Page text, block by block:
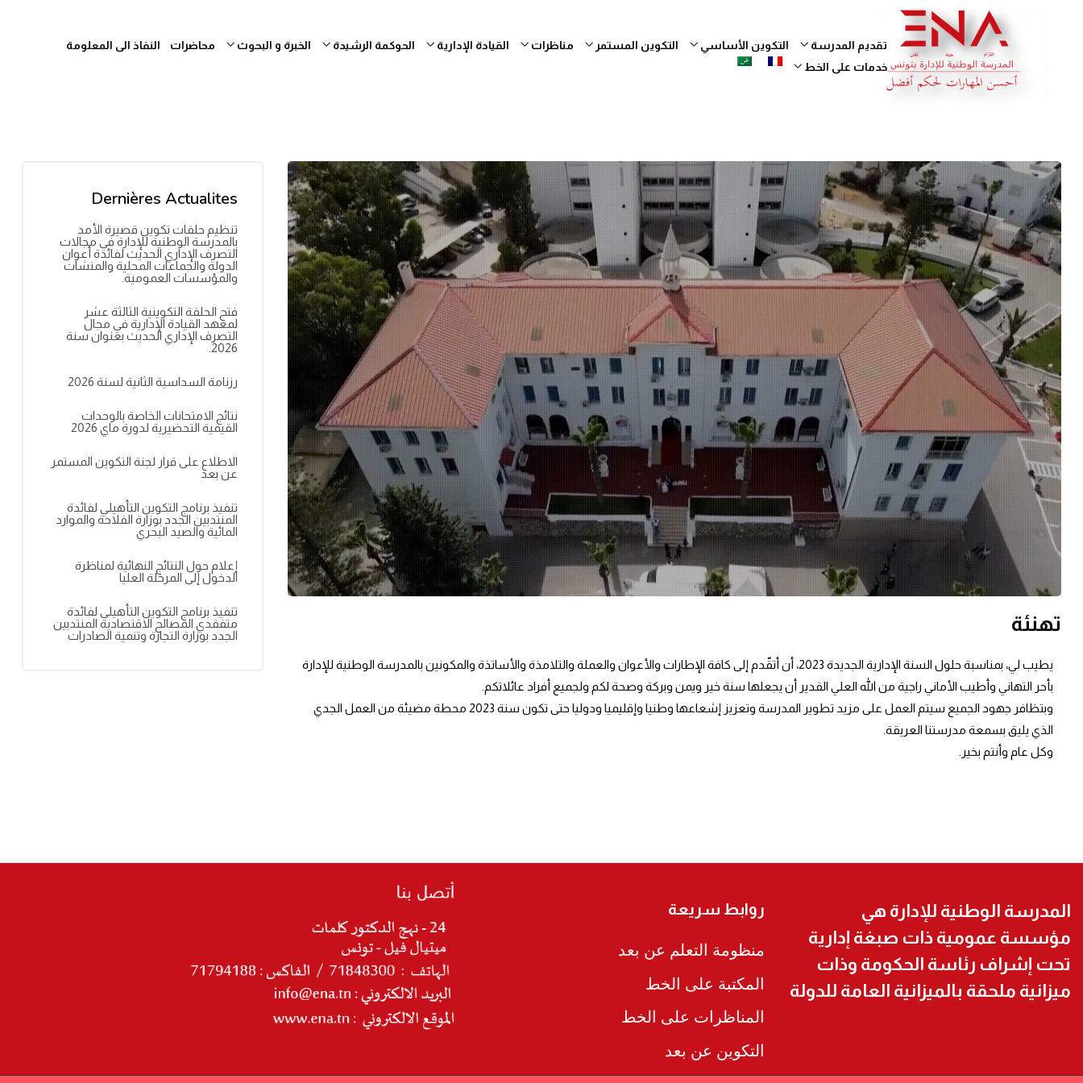
تقديم المدرسة التكوين الأساسي التكوين المستمر مناظرات القيادة الإدارية الحوكمة الرشيدة الخبرة و البحوث محاضرات
النفاذ الى المعلومة
خدمات على الخط
تهنئة
بأحر التهاني وأطيب الأماني راجية من الله العلي القدير أن يجعلها سنة خير ويمن وبركة وصحة لكم ولجميع أفراد عائلاتكم.
الذي يليق بسمعة مدرستنا العريقة.
وكل عام وأنتم بخير.
Dernières Actualites
تنظيم حلقات تكوين قصيرة الأمد
بالمدرسة الوطنية للإدارة في مجالات
التصرف الإداري الحديث لفائدة أعوان
الدولة والجماعات المحلية والمنشآت
والمؤسسات العمومية.
فتح الحلقة التكوينية الثالثة عشر
لمعهد القيادة الإدارية في مجال
التصرف الإداري الحديث بعنوان سنة
2026.
رزنامة السداسية الثانية لسنة 2026
نتائج الامتحانات الخاصة بالوحدات
القيمية التحضيرية لدورة ماي 2026
الاطلاع على قرار لجنة التكوين المستمر
عن بعد
تنفيذ برنامج التكوين التأهيلي لفائدة
المنتدبين الجدد بوزارة الفلاحة والموارد
المائية والصيد البحري
إعلام حول النتائج النهائية لمناظرة
الدخول إلى المرحلة العليا
تنفيذ برنامج التكوين التأهيلي لفائدة
متفقدي المصالح الاقتصادية المنتدبين
الجدد بوزارة التجارة وتنمية الصادرات
المدرسة الوطنية للإدارة هي
مؤسسة عمومية ذات صبغة إدارية
تحت إشراف رئاسة الحكومة وذات
ميزانية ملحقة بالميزانية العامة للدولة
روابط سريعة
منظومة التعلم عن بعد
المكتبة على الخط
المناظرات على الخط
التكوين عن بعد